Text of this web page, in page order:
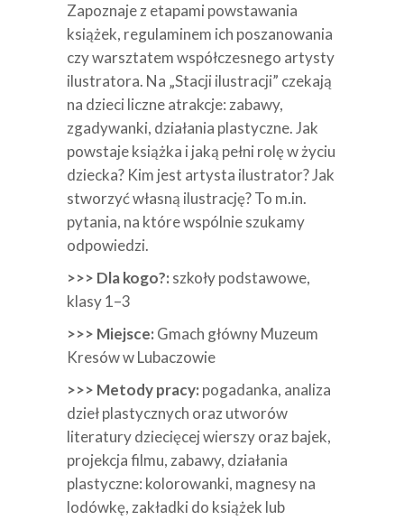
Zapoznaje z etapami powstawania
książek, regulaminem ich poszanowania
czy warsztatem współczesnego artysty
ilustratora. Na „Stacji ilustracji” czekają
na dzieci liczne atrakcje: zabawy,
zgadywanki, działania plastyczne. Jak
powstaje książka i jaką pełni rolę w życiu
dziecka? Kim jest artysta ilustrator? Jak
stworzyć własną ilustrację? To m.in.
pytania, na które wspólnie szukamy
odpowiedzi.
>>> Dla kogo?: szkoły podstawowe,
klasy 1–3
>>> Miejsce: Gmach główny Muzeum
Kresów w Lubaczowie
>>> Metody pracy: pogadanka, analiza
dzieł plastycznych oraz utworów
literatury dziecięcej wierszy oraz bajek,
projekcja filmu, zabawy, działania
plastyczne: kolorowanki, magnesy na
lodówkę, zakładki do książek lub